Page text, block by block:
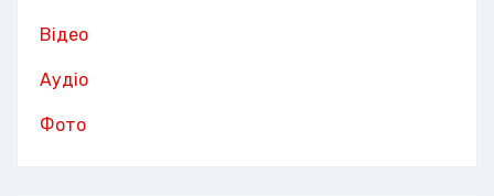
Відео
Аудіо
Фото